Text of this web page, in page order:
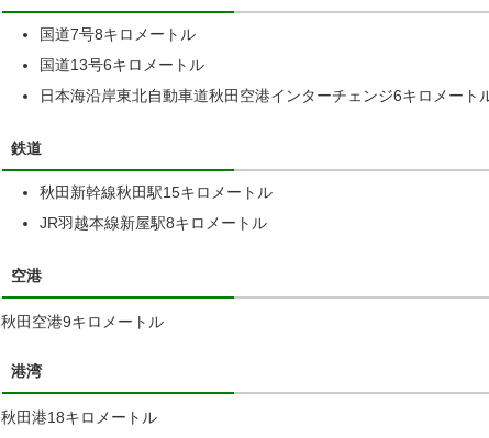
国道7号8キロメートル
国道13号6キロメートル
日本海沿岸東北自動車道秋田空港インターチェンジ6キロメート
鉄道
秋田新幹線秋田駅15キロメートル
JR羽越本線新屋駅8キロメートル
空港
秋田空港9キロメートル
港湾
秋田港18キロメートル